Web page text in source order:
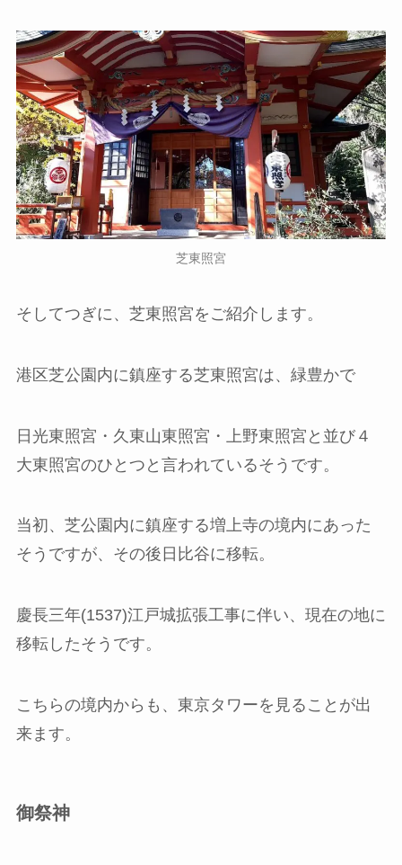
芝東照宮
そしてつぎに、芝東照宮をご紹介します。
港区芝公園内に鎮座する芝東照宮は、緑豊かで
日光東照宮・久東山東照宮・上野東照宮と並び４
大東照宮のひとつと言われているそうです。
当初、芝公園内に鎮座する増上寺の境内にあった
そうですが、その後日比谷に移転。
慶長三年(1537)江戸城拡張工事に伴い、現在の地に
移転したそうです。
こちらの境内からも、東京タワーを見ることが出
来ます。
御祭神